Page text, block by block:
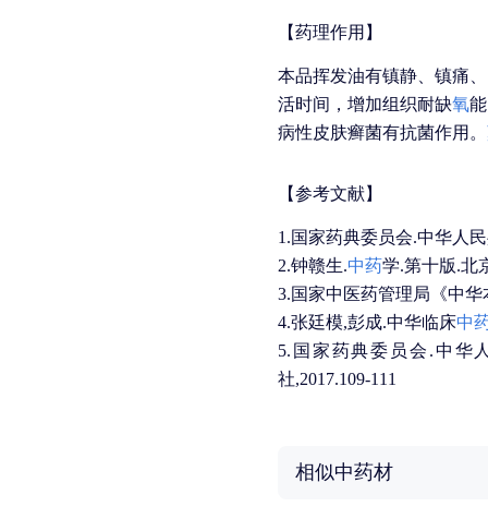
【药理作用】
本品挥发油有镇静、镇痛
活时间，增加组织耐缺氧
病性皮肤癣菌有抗菌作用。
【参考文献】
1.国家药典委员会.中华人
2.钟赣生.中药学.第十版.北
3.国家中医药管理局《中华
4.张廷模,彭成.中华临床中
5.国家药典委员会.中华
社,2017.109-111
相似中药材